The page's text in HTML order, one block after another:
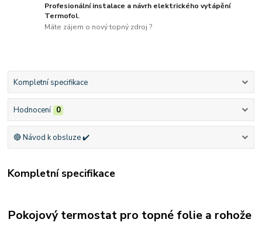
Profesionální instalace a návrh elektrického vytápění
Termofol.
Máte zájem o nový topný zdroj ?
Kompletní specifikace
Hodnocení 0
🔴 Návod k obsluze ✔️
Kompletní specifikace
Pokojový termostat pro topné folie a rohože